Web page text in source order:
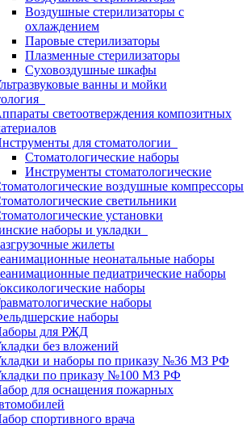
Воздушные стерилизаторы с
охлаждением
Паровые стерилизаторы
Плазменные стерилизаторы
Суховоздушные шкафы
ванны и мойки
светоотверждения композитных
для стоматологии
Стоматологические наборы
Инструменты стоматологические
воздушные компрессоры
светильники
установки
наборы и укладки
жилеты
неонатальные наборы
педиатрические наборы
наборы
наборы
наборы
для РЖД
без вложений
и наборы по приказу №36 МЗ РФ
по приказу №100 МЗ РФ
для оснащения пожарных
спортивного врача